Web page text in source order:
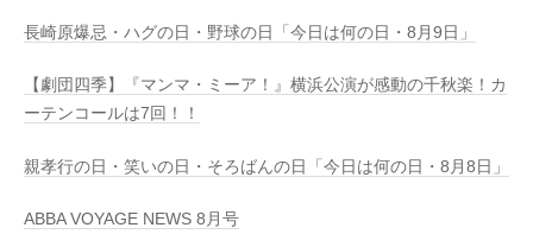
長崎原爆忌・ハグの日・野球の日「今日は何の日・8月9日」
【劇団四季】『マンマ・ミーア！』横浜公演が感動の千秋楽！カ
ーテンコールは7回！！
親孝行の日・笑いの日・そろばんの日「今日は何の日・8月8日」
ABBA VOYAGE NEWS 8月号